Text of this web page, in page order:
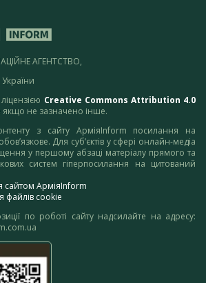
АГЕНТСТВО,
Creative Commons Attribution 4.0
якщо не зазначено інше.
з сайту АрміяInform посилання на
обов’язкове. Для суб’єктів у сфері онлайн-медіа
у першому абзаці матеріалу прямого та
систем гіперпосилання на цитований
сайтом АрміяInform
файлів cookie
по роботі сайту надсилайте на адресу: